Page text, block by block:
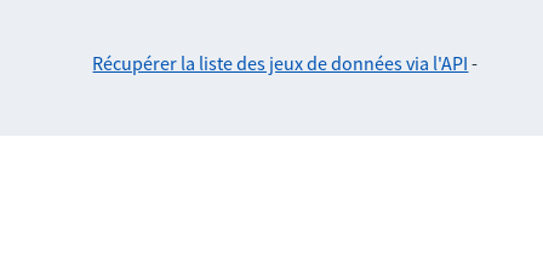
Récupérer la liste des jeux de données via l'API -